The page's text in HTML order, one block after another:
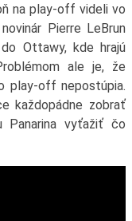
na play-off videli vo
Pierre LeBrun
Ottawy, kde hrajú
ale je, že
play-off nepostúpia.
každopádne zobrať
Panarina vyťažiť čo